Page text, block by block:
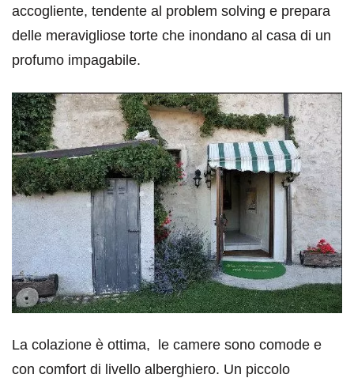
accogliente, tendente al problem solving e prepara
delle meravigliose torte che inondano al casa di un
profumo impagabile.
La colazione è ottima, le camere sono comode e
con comfort di livello alberghiero. Un piccolo